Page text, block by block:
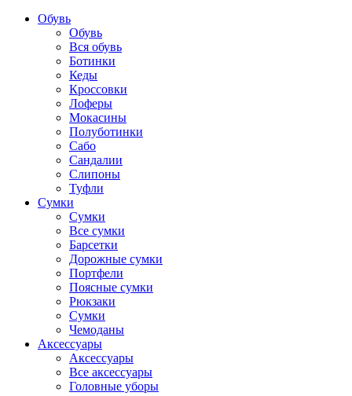
Обувь
Обувь
Вся обувь
Ботинки
Кеды
Кроссовки
Лоферы
Мокасины
Полуботинки
Сабо
Сандалии
Слипоны
Туфли
Сумки
Сумки
Все сумки
Барсетки
Дорожные сумки
Портфели
Поясные сумки
Рюкзаки
Сумки
Чемоданы
Аксессуары
Аксессуары
Все аксессуары
Головные уборы